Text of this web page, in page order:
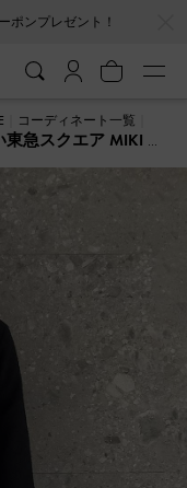
ポンプレゼント！
コーディネート一覧
急スクエア MIKI ハ